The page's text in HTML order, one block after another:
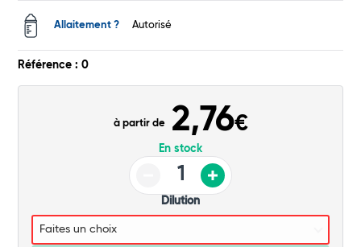
Allaitement ? Autorisé
Référence : 0
à partir de 2,76€
En stock
Dilution